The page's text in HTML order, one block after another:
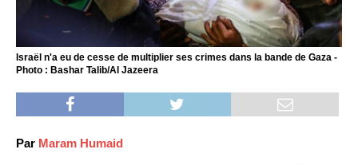
Israël n'a eu de cesse de multiplier ses crimes dans la bande de Gaza -
Photo : Bashar Talib/Al Jazeera
Par Maram Humaid